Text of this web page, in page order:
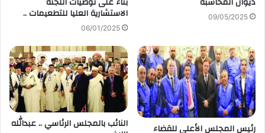
09/05/2025 الاستشارية العليا للتطعيمات ..
06/01/2025
رئيس المجلس الأعلى للقضاء النائب بالمجلس الرئاسي .. عبدالله